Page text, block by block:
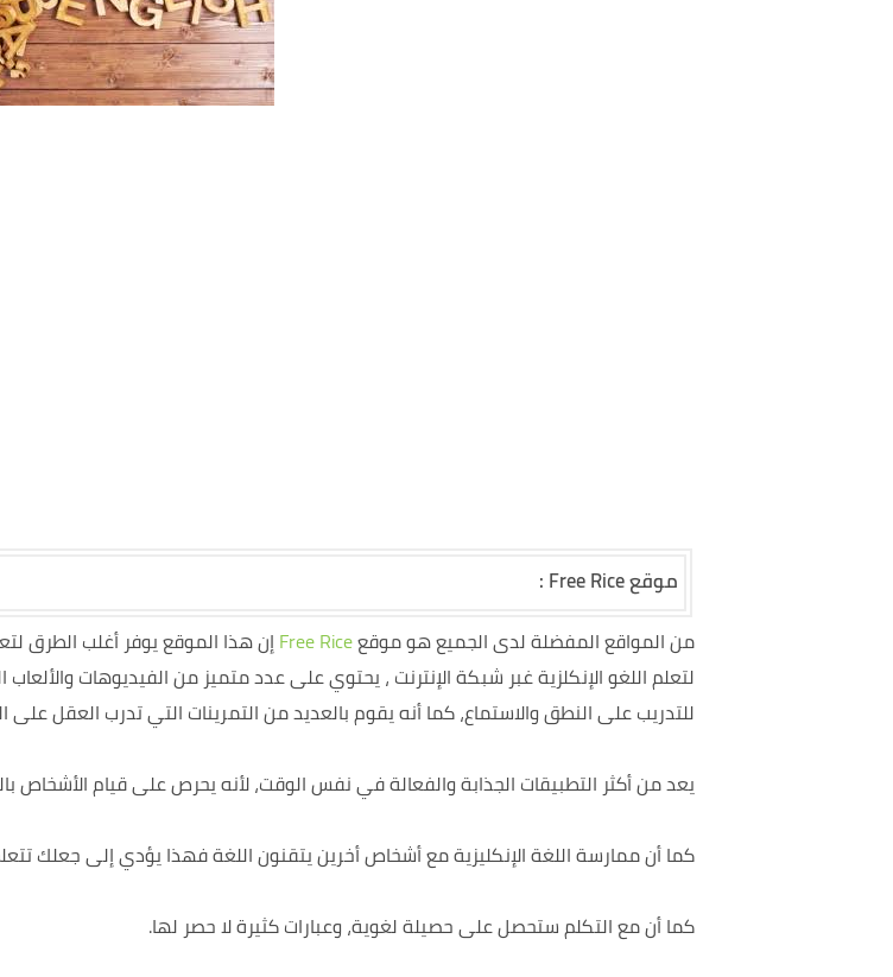
موقع Free Rice :
من المواقع المفضلة لدى الجميع هو موقعFree Riceإن هذا الموقع يوفر أغلب الطرق
لتعلم اللغو الإنكلزية غبر شبكة الإنترنت ، يحتوي على عدد متميز من الفيديوهات
للتدريب على النطق والاستماع، كما أنه يقوم بالعديد من التمرينات التي تدرب العقل على
يعد من أكثر التطبيقات الجذابة والفعالة في نفس الوقت، لأنه يحرص على قيام الأشخاص
كما أن ممارسة اللغة الإنكليزية مع أشخاص أخرين يتقنون اللغة فهذا يؤدي إلى جعلك
كما أن مع التكلم ستحصل على حصيلة لغوية، وعبارات كثيرة لا حصر لها.